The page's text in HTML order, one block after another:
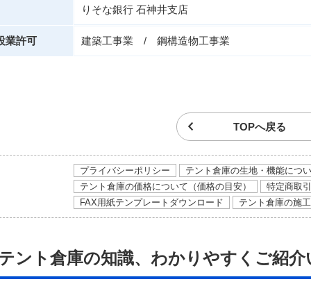
りそな銀行 石神井支店
業許可 建築工事業 / 鋼構造物工事業
TOPへ戻る
プライバシーポリシー テント倉庫の生地・機能につ
テント倉庫の価格について（価格の目安）
特定商取
FAX用紙テンプレートダウンロード
テント倉庫の施
ント倉庫の知識、わかりやすくご紹介